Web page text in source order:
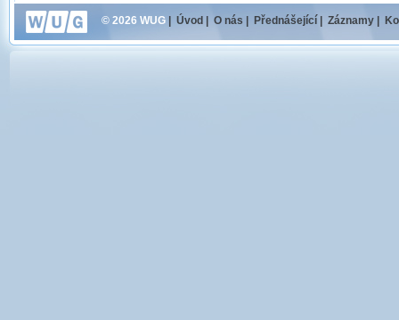
© 2026 WUG Úvod O nás Přednášející Záznamy